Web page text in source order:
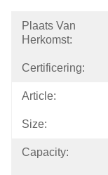
Plaats Van
Herkomst:
Certificering:
Article:
Size:
Capacity: